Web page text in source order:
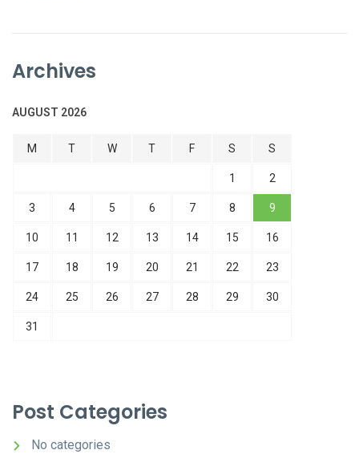
Archives
AUGUST 2026
M T W T F S S
1 2
3 4 5 6 7 8 9
10 11 12 13 14 15 16
17 18 19 20 21 22 23
24 25 26 27 28 29 30
31
Post Categories
No categories